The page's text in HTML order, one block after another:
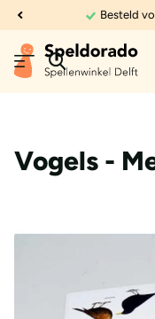
Besteld
Vogels -